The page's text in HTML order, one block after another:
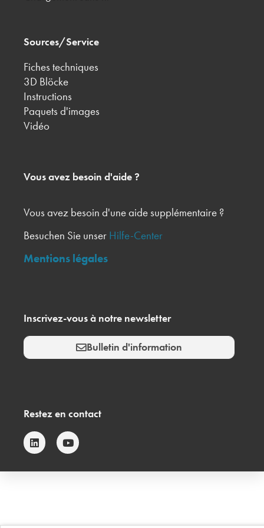
Sources/Service
Fiches techniques
3D Blöcke
Instructions
Paquets d'images
Vidéo
Vous avez besoin d'aide ?
Vous avez besoin d'une aide supplémentaire ?
Besuchen Sie unser Hilfe-Center
Mentions légales
Inscrivez-vous à notre newsletter
Bulletin d'information
Restez en contact